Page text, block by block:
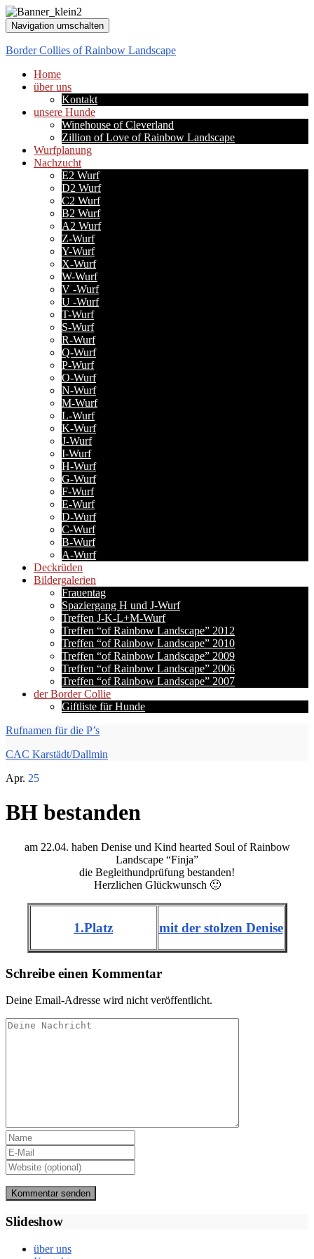
Navigation umschalten
Border Collies of Rainbow Landscape
Home
über uns
Kontakt
unsere Hunde
Winehouse of Cleverland
Zillion of Love of Rainbow Landscape
Wurfplanung
Nachzucht
E2 Wurf
D2 Wurf
C2 Wurf
B2 Wurf
A2 Wurf
Z-Wurf
Y-Wurf
X-Wurf
W-Wurf
V -Wurf
U -Wurf
T-Wurf
S-Wurf
R-Wurf
Q-Wurf
P-Wurf
O-Wurf
N-Wurf
M-Wurf
L-Wurf
K-Wurf
J-Wurf
I-Wurf
H-Wurf
G-Wurf
F-Wurf
E-Wurf
D-Wurf
C-Wurf
B-Wurf
A-Wurf
Deckrüden
Bildergalerien
Frauentag
Spaziergang H und J-Wurf
Treffen J-K-L+M-Wurf
Treffen “of Rainbow Landscape” 2012
Treffen “of Rainbow Landscape” 2010
Treffen “of Rainbow Landscape” 2009
Treffen “of Rainbow Landscape” 2006
Treffen “of Rainbow Landscape” 2007
der Border Collie
Giftliste für Hunde
Rufnamen für die P’s
CAC Karstädt/Dallmin
Apr. 25
BH bestanden
am 22.04. haben Denise und Kind hearted Soul of Rainbow
Landscape “Finja”
die Begleithundprüfung bestanden!
Herzlichen Glückwunsch 🙂
1.Platz mit der stolzen Denise
Schreibe einen Kommentar
Deine Email-Adresse wird nicht veröffentlicht.
Slideshow
über uns